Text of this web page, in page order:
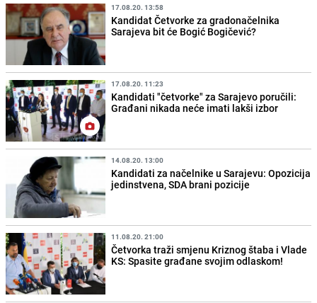
17.08.20. 13:58
Kandidat Četvorke za gradonačelnika
Sarajeva bit će Bogić Bogičević?
17.08.20. 11:23
Kandidati "četvorke" za Sarajevo poručili:
Građani nikada neće imati lakši izbor
14.08.20. 13:00
Kandidati za načelnike u Sarajevu: Opozicija
jedinstvena, SDA brani pozicije
11.08.20. 21:00
Četvorka traži smjenu Kriznog štaba i Vlade
KS: Spasite građane svojim odlaskom!